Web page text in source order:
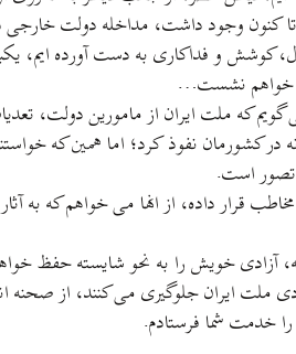
کنون وجود داشت، مداخله دولت
کوشش و فداکاری به دست آورده ایم،
خواهم نشست…
که ملت ایران از مامورین دولت،
کشورمان نفوذ کرد؛ اما همین که
تصور است.
قرار داده، از انها می خواهم که
آزادی خویش را به نحو شایسته حفظ
ملت ایران جلوگیری می کنند، از
خدمت شما فرستادم.